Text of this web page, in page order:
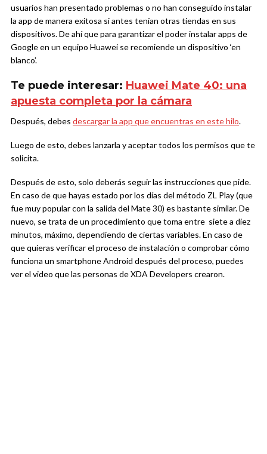
usuarios han presentado problemas o no han conseguido instalar
la app de manera exitosa si antes tenían otras tiendas en sus
dispositivos. De ahí que para garantizar el poder instalar apps de
Google en un equipo Huawei se recomiende un dispositivo ‘en
blanco’.
Te puede interesar: Huawei Mate 40: una
apuesta completa por la cámara
Después, debes descargar la app que encuentras en este hilo.
Luego de esto, debes lanzarla y aceptar todos los permisos que te
solicita.
Después de esto, solo deberás seguir las instrucciones que pide.
En caso de que hayas estado por los días del método ZL Play (que
fue muy popular con la salida del Mate 30) es bastante similar. De
nuevo, se trata de un procedimiento que toma entre siete a diez
minutos, máximo, dependiendo de ciertas variables. En caso de
que quieras verificar el proceso de instalación o comprobar cómo
funciona un smartphone Android después del proceso, puedes
ver el video que las personas de XDA Developers crearon.